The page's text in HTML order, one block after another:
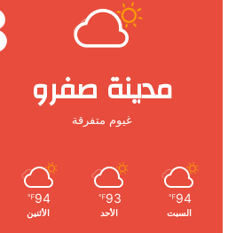
مدينة صفرو
غيوم متفرقة
94
℉
السبت
93
℉
الأحد
94
℉
الأثنين